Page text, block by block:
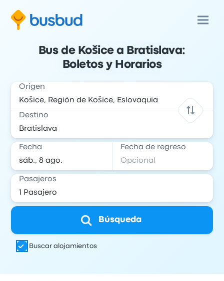
Bus de Košice a Bratislava:
Boletos y Horarios
Origen
Destino
Fecha Fecha de regreso
Pasajeros
Búsqueda
Buscar alojamientos